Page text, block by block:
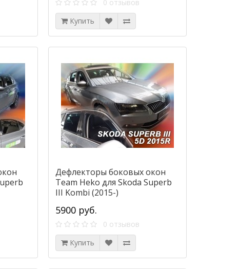
0 отзывов
Купить
Дефлекторы боковых окон
Team Heko для Skoda Superb
III Kombi (2015-)
5900 руб.
0 отзывов
Купить